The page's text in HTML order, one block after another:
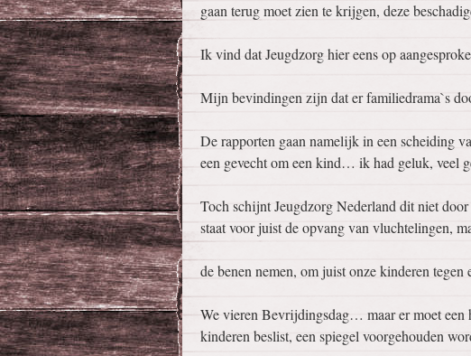
gaan terug moet zien te krijgen, deze
Ik vind dat Jeugdzorg hier eens op
Mijn bevindingen zijn dat er familiedrama`s
De rapporten gaan namelijk in een scheiding
een gevecht om een kind… ik had geluk, veel
Toch schijnt Jeugdzorg Nederland dit niet
staat voor juist de opvang van vluchtelingen,
de benen nemen, om juist onze kinderen
We vieren Bevrijdingsdag… maar er moet een
kinderen beslist, een spiegel voorgehouden